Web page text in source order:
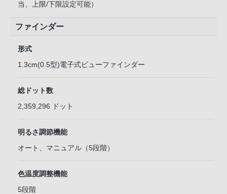
当、上限/下限設定可能）
ファインダー
形式
1.3cm(0.5型)電子式ビューファインダー
総ドット数
2,359,296 ドット
明るさ調節機能
オート、マニュアル（5段階）
色温度調整機能
5段階